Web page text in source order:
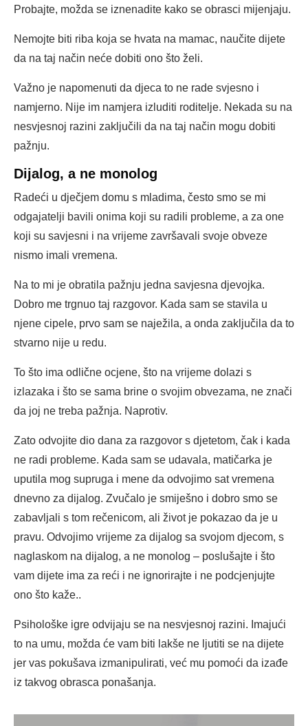
Probajte, možda se iznenadite kako se obrasci mijenjaju.
Nemojte biti riba koja se hvata na mamac, naučite dijete
da na taj način neće dobiti ono što želi.
Važno je napomenuti da djeca to ne rade svjesno i
namjerno. Nije im namjera izluditi roditelje. Nekada su na
nesvjesnoj razini zaključili da na taj način mogu dobiti
pažnju.
Dijalog, a ne monolog
Radeći u dječjem domu s mladima, često smo se mi
odgajatelji bavili onima koji su radili probleme, a za one
koji su savjesni i na vrijeme završavali svoje obveze
nismo imali vremena.
Na to mi je obratila pažnju jedna savjesna djevojka.
Dobro me trgnuo taj razgovor. Kada sam se stavila u
njene cipele, prvo sam se naježila, a onda zaključila da to
stvarno nije u redu.
To što ima odlične ocjene, što na vrijeme dolazi s
izlazaka i što se sama brine o svojim obvezama, ne znači
da joj ne treba pažnja. Naprotiv.
Zato odvojite dio dana za razgovor s djetetom, čak i kada
ne radi probleme. Kada sam se udavala, matičarka je
uputila mog supruga i mene da odvojimo sat vremena
dnevno za dijalog. Zvučalo je smiješno i dobro smo se
zabavljali s tom rečenicom, ali život je pokazao da je u
pravu. Odvojimo vrijeme za dijalog sa svojom djecom, s
naglaskom na dijalog, a ne monolog – poslušajte i što
vam dijete ima za reći i ne ignorirajte i ne podcjenjujte
ono što kaže..
Psihološke igre odvijaju se na nesvjesnoj razini. Imajući
to na umu, možda će vam biti lakše ne ljutiti se na dijete
jer vas pokušava izmanipulirati, već mu pomoći da izađe
iz takvog obrasca ponašanja.